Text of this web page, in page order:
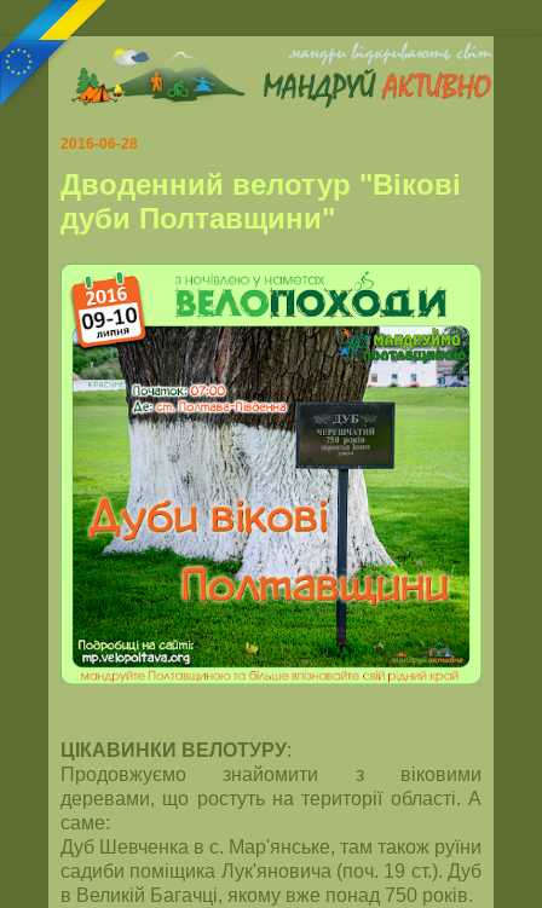
2016-06-28
Дводенний велотур "Вікові
дуби Полтавщини"
ЦІКАВИНКИ ВЕЛОТУРУ:
Продовжуємо знайомити з віковими
деревами, що ростуть на території області. А
саме:
Дуб Шевченка в с. Мар'янське, там також руїни
садиби поміщика Лук'яновича (поч. 19 ст.). Дуб
в Великій Багачці, якому вже понад 750 років.